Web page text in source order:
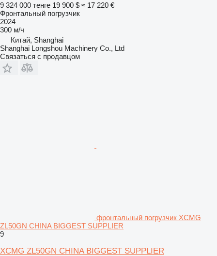
9 324 000 тенге 19 900 $ ≈ 17 220 €
Фронтальный погрузчик
2024
300 м/ч
Китай, Shanghai
Shanghai Longshou Machinery Co., Ltd
Связаться с продавцом
фронтальный погрузчик XCMG
ZL50GN CHINA BIGGEST SUPPLIER
9
XCMG ZL50GN CHINA BIGGEST SUPPLIER